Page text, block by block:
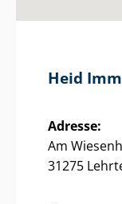
Heid
Adresse:
Am
31275